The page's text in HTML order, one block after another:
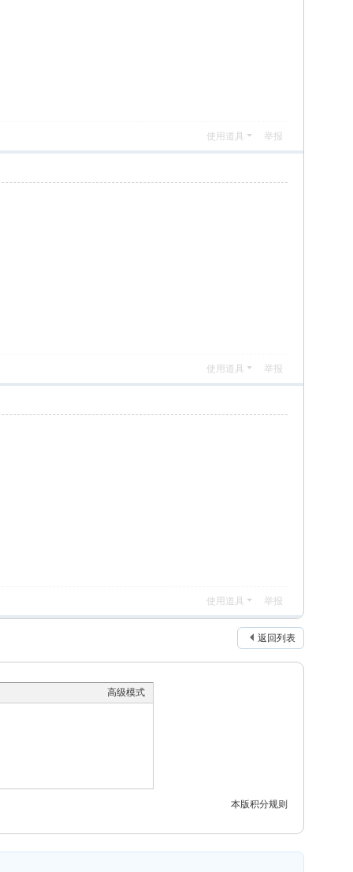
使用道具 举报
使用道具 举报
使用道具 举报
返回列表
高级模式
本版积分规则